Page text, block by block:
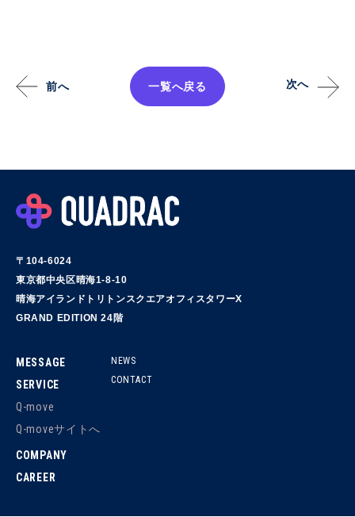
前へ 一覧へ戻る 次へ
〒104-6024
東京都中央区晴海1-8-10
晴海アイランドトリトンスクエアオフィスタワーX
GRAND EDITION 24階
MESSAGE
SERVICE
Q-move
Q-moveサイトへ
COMPANY
CAREER
NEWS
CONTACT